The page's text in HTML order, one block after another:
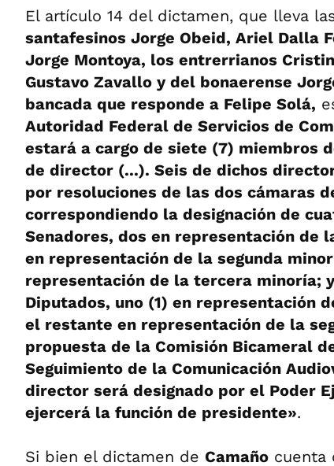
El artículo 14 del dictamen, que lleva
santafesinos Jorge Obeid, Ariel Dalla
Jorge Montoya, los entrerrianos
Gustavo Zavallo y del bonaerense
bancada que responde a Felipe Solá,
Autoridad Federal de Servicios de
estará a cargo de siete (7) miembros
de director (...). Seis de dichos
por resoluciones de las dos cámaras
correspondiendo la designación de
Senadores, dos en representación de
en representación de la segunda
representación de la tercera minoría;
Diputados, uno (1) en representación
el restante en representación de la
propuesta de la Comisión Bicameral
Seguimiento de la Comunicación
director será designado por el Poder
ejercerá la función de presidente».
Si bien el dictamen de Camaño cuenta